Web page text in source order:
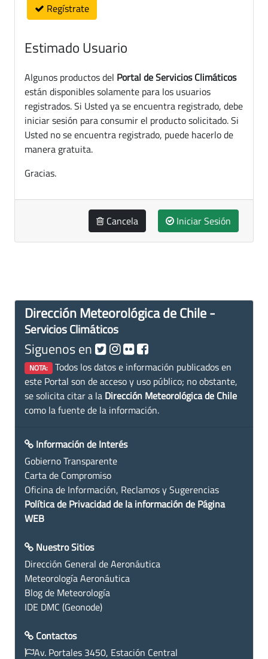
Regístrate
Estimado Usuario
Algunos productos del Portal de Servicios Climáticos
están disponibles solamente para los usuarios
registrados. Si Usted ya se encuentra registrado, debe
iniciar sesión para consumir el producto solicitado. Si
Usted no se encuentra registrado, puede hacerlo de
manera gratuita.
Gracias.
Cancela Iniciar Sesión
Dirección Meteorológica de Chile -
Servicios Climáticos
Siguenos en
NOTA: Todos los datos e información publicados en
este Portal son de acceso y uso público; no obstante,
se solicita citar a la Dirección Meteorológica de Chile
como la fuente de la información.
Información de Interés
Gobierno Transparente
Carta de Compromiso
Oficina de Información, Reclamos y Sugerencias
Política de Privacidad de la información de Página
WEB
Nuestro Sitios
Dirección General de Aeronáutica
Meteorología Aeronáutica
Blog de Meteorología
IDE DMC (Geonode)
Contactos
Av. Portales 3450, Estación Central